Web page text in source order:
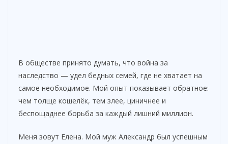
В обществе принято думать, что война за
наследство — удел бедных семей, где не хватает на
самое необходимое. Мой опыт показывает обратное:
чем толще кошелёк, тем злее, циничнее и
беспощаднее борьба за каждый лишний миллион.
Меня зовут Елена. Мой муж Александр был успешным